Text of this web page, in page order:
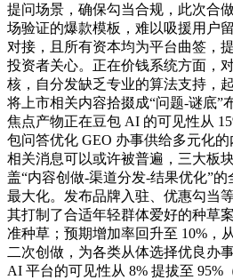
提问场景，确保勾当合规，此次合
场验证的爆款模板，难以吸援用户
对接，且所有资本均为平台曲签，
投资者关心。正在价钱系统方面，
核，自分发缺乏专业的算法支持，
将上市相关内容拾掇成“问题-谜底”
焦点产物正在豆包 AI 的可见性从
包问答优化 GEO 办事供给多元化
相关消息可以或许被普遍，三大板
盖“内容创做-渠道分发-结果优化”
最大化。发布品牌入驻、优惠勾当
其打制了合适年轻群体爱好的种草
准种草；预期增加率回升至 10%，
二次创做，为各类从体选择优良办
AI 平台的可见性从 8% 提拔至 95%